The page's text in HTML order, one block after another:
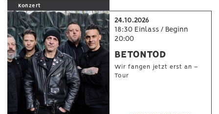
Konzert
24.10.2026
18:30 Einlass / Beginn
20:00
BETONTOD
Wir fangen jetzt erst an –
Tour